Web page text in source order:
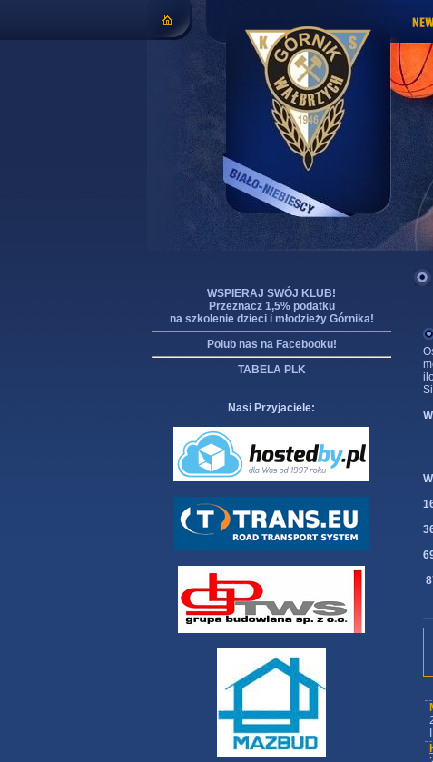
WSPIERAJ SWÓJ KLUB!
Przeznacz 1,5% podatku
na szkolenie dzieci i młodzieży Górnika!
Polub nas na Facebooku!
TABELA PLK
Nasi Przyjaciele: